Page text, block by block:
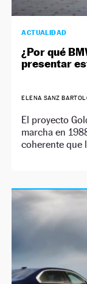
ACTUALIDAD
¿Por qué
presentar
ELENA SANZ
El proyecto
marcha en
coherente que